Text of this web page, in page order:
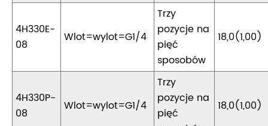
4H330E-
08
Wlot=wylot=G1/4
Trzy
pozycje na
pięć
sposobów
18,0(1,00)
4H330P-
08
Wlot=wylot=G1/4
Trzy
pozycje na
pięć
18,0(1,00)